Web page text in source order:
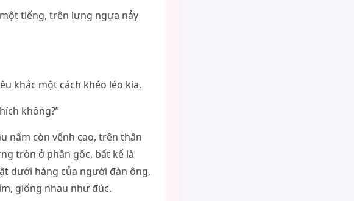
tiếng, trên lưng ngựa nảy
khắc một cách khéo léo kia.
không?”
nấm còn vểnh cao, trên thân
tròn ở phần gốc, bất kể là
dưới háng của người đàn ông,
giống nhau như đúc.